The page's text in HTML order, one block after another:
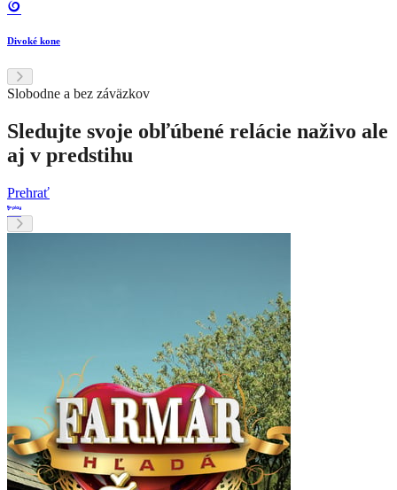
Divoké kone
Slobodne a bez záväzkov
Sledujte svoje obľúbené relácie naživo ale
aj v predstihu
Prehrať